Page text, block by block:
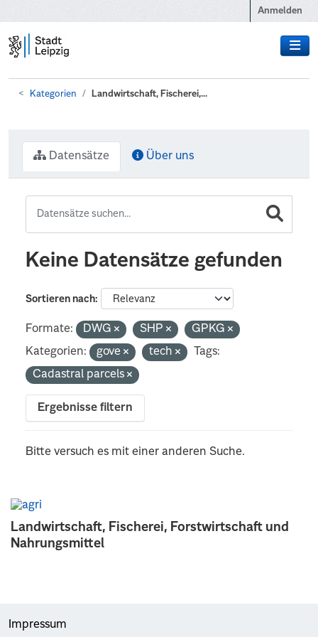
Anmelden
Kategorien Landwirtschaft, Fischerei,...
Landwirtschaft, Fischerei, Forstwirtschaft und
Nahrungsmittel
Datensätze Über uns
Keine Datensätze gefunden
Sortieren nach
Formate: DWG SHP
GPKG
Kategorien:
gove tech
Tags:
Cadastral parcels
Ergebnisse filtern
Bitte versuch es mit einer anderen Suche.
Impressum